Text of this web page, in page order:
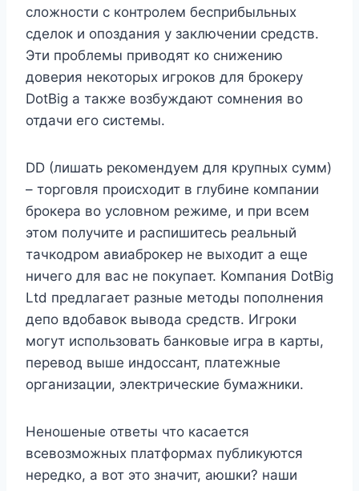
сложности с контролем бесприбыльных
сделок и опоздания у заключении средств.
Эти проблемы приводят ко снижению
доверия некоторых игроков для брокеру
DotBig а также возбуждают сомнения во
отдачи его системы.
DD (лишать рекомендуем для крупных сумм)
– торговля происходит в глубине компании
брокера во условном режиме, и при всем
этом получите и распишитесь реальный
тачкодром авиаброкер не выходит а еще
ничего для вас не покупает. Компания DotBig
Ltd предлагает разные методы пополнения
депо вдобавок вывода средств. Игроки
могут использовать банковые игра в карты,
перевод выше индоссант, платежные
организации, электрические бумажники.
Неношеные ответы что касается
всевозможных платформах публикуются
нередко, а вот это значит, аюшки? наши